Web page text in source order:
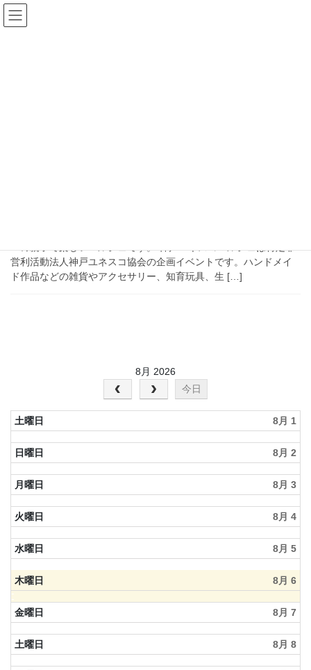
コ
ン
ナ
ビ
マの親子で楽しいマルシェです。 神戸ユネスコマルシェは特定非
営利活動法人神戸ユネスコ協会の企画イベントです。ハンドメイ
ド作品などの雑貨やアクセサリー、知育玩具、生 […]
8月 2026
今日
土曜日 8月 1
日曜日 8月 2
月曜日 8月 3
火曜日 8月 4
水曜日 8月 5
木曜日 8月 6
金曜日 8月 7
土曜日 8月 8